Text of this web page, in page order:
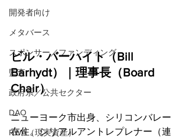
開発者向け
メタバース
スポンサー／ファンディング
監査
政府系／公共セクター
DAO
RWA（現実資産）
ビル・バーハイト（Bill
Barhydt）｜理事長（Board
Chair）
ニューヨーク市出身、シリコンバレー
在住。シリアルアントレプレナー（連